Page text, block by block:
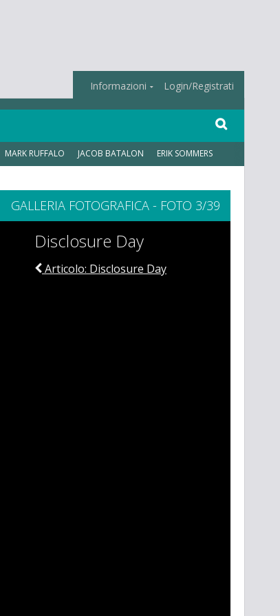
Informazioni Login/Registrati
MARK RUFFALO JACOB BATALON ERIK SOMMERS
GALLERIA FOTOGRAFICA - FOTO 3/39
Disclosure Day
Articolo: Disclosure Day